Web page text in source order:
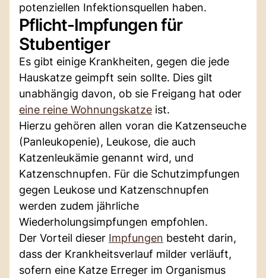
potenziellen Infektionsquellen haben.
Pflicht-Impfungen für
Stubentiger
Es gibt einige Krankheiten, gegen die jede
Hauskatze geimpft sein sollte. Dies gilt
unabhängig davon, ob sie Freigang hat oder
eine reine Wohnungskatze ist.
Hierzu gehören allen voran die Katzenseuche
(Panleukopenie), Leukose, die auch
Katzenleukämie genannt wird, und
Katzenschnupfen. Für die Schutzimpfungen
gegen Leukose und Katzenschnupfen
werden zudem jährliche
Wiederholungsimpfungen empfohlen.
Der Vorteil dieser Impfungen besteht darin,
dass der Krankheitsverlauf milder verläuft,
sofern eine Katze Erreger im Organismus